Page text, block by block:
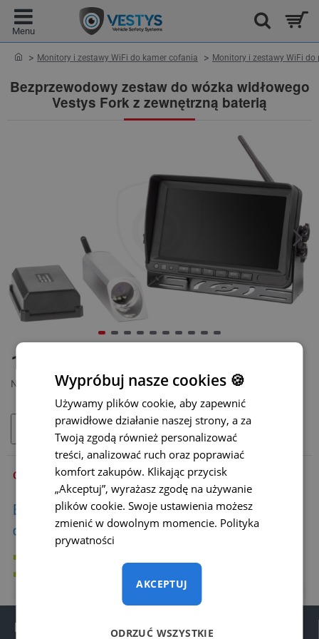
Bezprzewodowy zestaw do wózka widłowego
Vestys Fork z zewnętrzną baterią
homeMonitory i zestawy WiFi do kamer cofania Monitory i zestawy WiFi
1080 zł
Netto: 878,05 zł
DODAJ DO KOSZYKA
OPIS
Bezprzewodowy zestaw kamery z monitorem
do wózka widłowego można wykorzystać:
ewentualnie inne zastosowania, w zależności od potrzeb
Informacje
Wypróbuj nasze cookies 🍪
Używamy plików cookie, aby zapewnić
prawidłowe działanie naszej strony, a za
Twoją zgodą również personalizować
treści, analizować ruch oraz poprawiać
komfort zakupów. Klikając przycisk
„Akceptuj”, wyrażasz zgodę na używanie
plików cookie. Swoje ustawienia możesz
zmienić w dowolnym momencie. Polityka
prywatności
AKCEPTUJ
ODRZUĆ WSZYSTKIE